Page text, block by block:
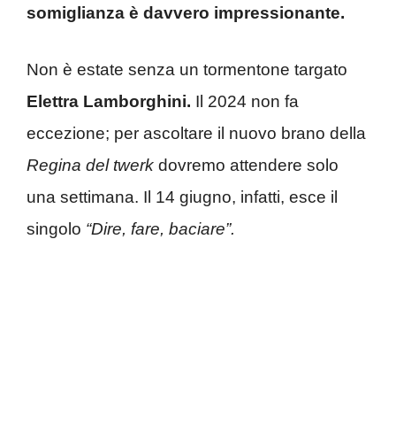
somiglianza è davvero impressionante.
Non è estate senza un tormentone targato
Elettra Lamborghini. Il 2024 non fa
eccezione; per ascoltare il nuovo brano della
Regina del twerk dovremo attendere solo
una settimana. Il 14 giugno, infatti, esce il
singolo “Dire, fare, baciare”.